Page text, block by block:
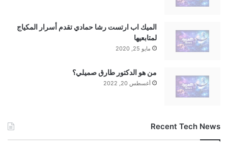
al3rabiya.com — ترامب يجمّد القيود على صادرات
التكنولوجيا إلى الصين
الميك اب ارتست رشا حمادي تقدم أسرار المكياج
لمتابعيها
مايو 25, 2020
من هو الدكتور طارق صميلي؟
أغسطس 20, 2022
Recent Tech News